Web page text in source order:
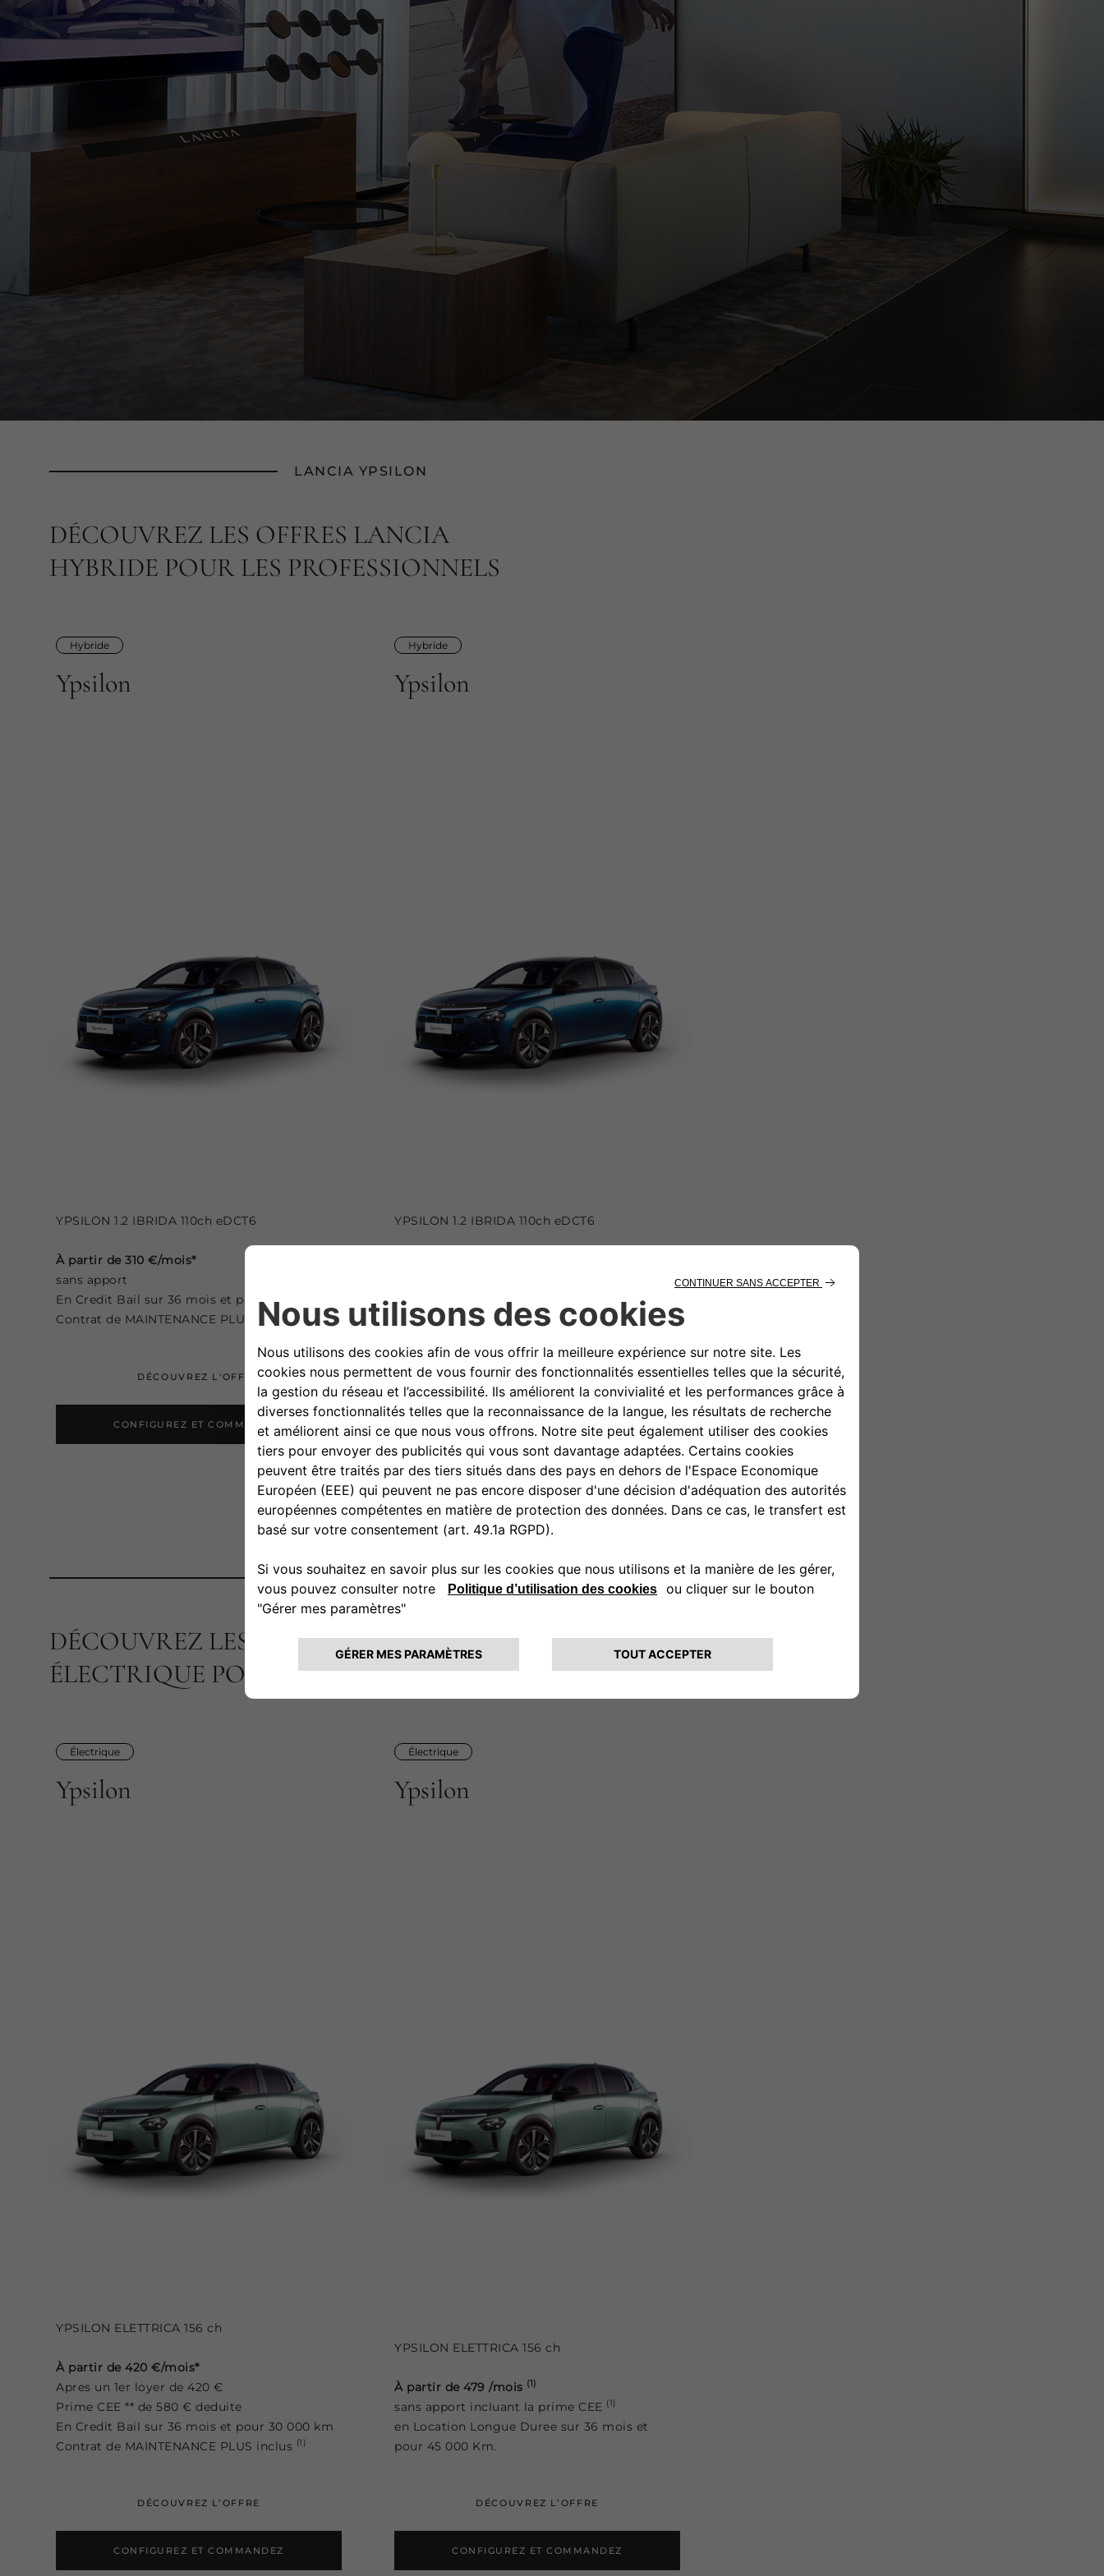
LANCIA YPSILON
DÉCOUVREZ LES OFFRES LANCIA
HYBRIDE POUR LES PROFESSIONNELS
Hybride
Ypsilon
YPSILON 1.2 IBRIDA 110ch eDCT6
À partir de 310 €/mois*
sans apport
En Credit Bail sur 36 mois et pour 30 000 km
Contrat de MAINTENANCE PLUS inclus (1)
DÉCOUVREZ L'OFFRE
CONFIGUREZ ET COMMANDEZ
Hybride
Ypsilon
YPSILON 1.2 IBRIDA 110ch eDCT6
en Location Longue Duree sur 36 mois et
pour 45 000 Km.
DÉCOUVREZ L'OFFRE
CONFIGUREZ ET COMMANDEZ
LANCIA YPSILON
DÉCOUVREZ LES OFFRES LANCIA
ÉLECTRIQUE POUR LES PROFESSIONNELS
Électrique
Ypsilon
YPSILON ELETTRICA 156 ch
À partir de 420 €/mois*
Apres un 1er loyer de 420 €
Prime CEE ** de 580 € deduite
En Credit Bail sur 36 mois et pour 30 000 km
Contrat de MAINTENANCE PLUS inclus (1)
DÉCOUVREZ L’OFFRE
CONFIGUREZ ET COMMANDEZ
Électrique
Ypsilon
YPSILON ELETTRICA 156 ch
À partir de 479 /mois (1)
sans apport incluant la prime CEE (1)
en Location Longue Duree sur 36 mois et
pour 45 000 Km.
DÉCOUVREZ L’OFFRE
CONFIGUREZ ET COMMANDEZ